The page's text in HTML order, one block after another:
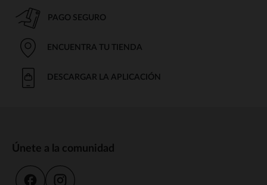
PAGO SEGURO
ENCUENTRA TU TIENDA
DESCARGAR LA APLICACIÓN
Únete a la comunidad